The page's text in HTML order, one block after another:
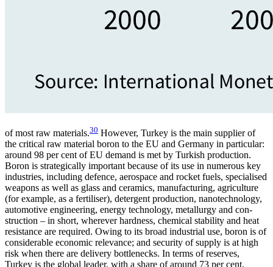
of most raw materials.30 However, Turkey is the main supplier of
the critical raw material boron to the EU and Germany in particular:
around 98 per cent of EU demand is met by Turkish production.
Boron is stra­tegically important because of its use in numerous key
industries, including defence, aero­space and rocket fuels, specialised
weapons as well as glass and ceramics, manufacturing, agriculture
(for example, as a fertiliser), detergent production, nano­technology,
automotive engineering, energy technology, metallurgy and con­
struction – in short, wherever hard­ness, chemical stability and heat
resistance are re­quired. Owing to its broad industrial use, boron is of
considerable eco­nom­ic relevance; and security of supply is at high
risk when there are delivery bottle­necks. In terms of re­serves,
Turkey is the global leader, with a share of around 73 per cent,